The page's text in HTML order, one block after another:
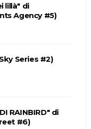
lillà" di
Agency #5)
Series #2)
RAINBIRD" di
#6)